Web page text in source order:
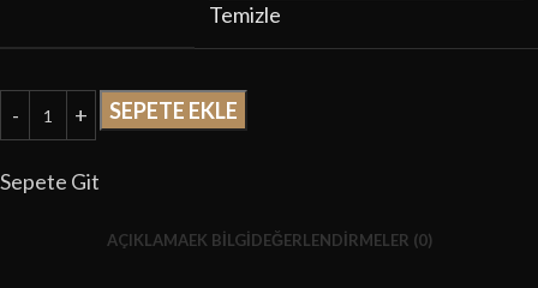
Temizle
SEPETE EKLE
Sepete Git
AÇIKLAMAEK BILGIDEĞERLENDIRMELER (0)